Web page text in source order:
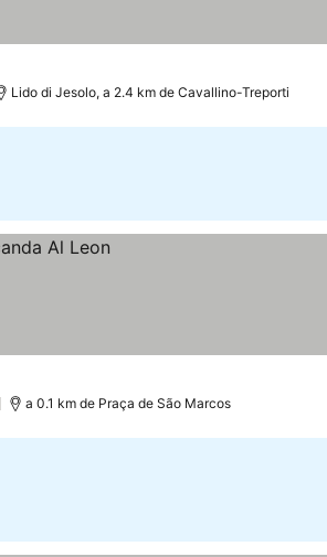
Lido di Jesolo, a 2.4 km de Cavallino-Treporti
a 0.1 km de Praça de São Marcos